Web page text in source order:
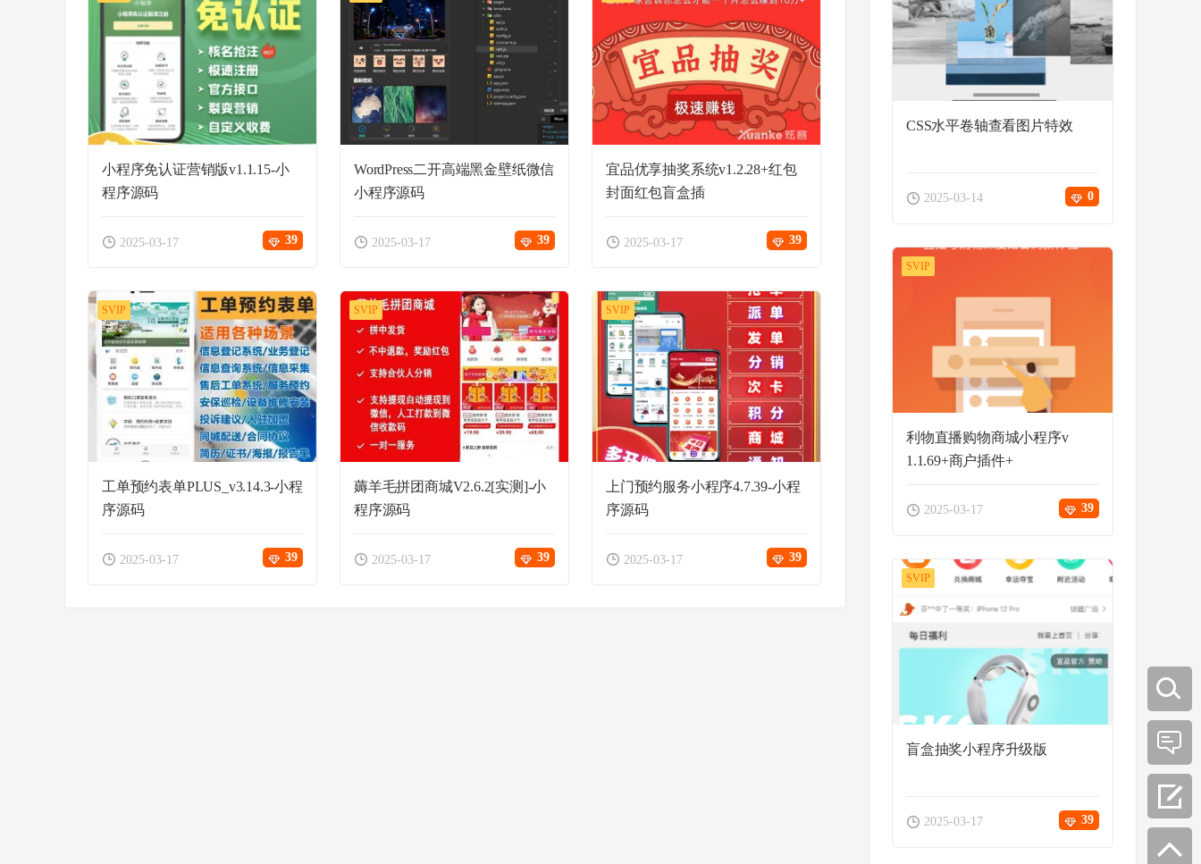
小程序免认证营销版v1.1.15-小
程序源码
2025-03-17 39
WordPress二开高端黑金壁纸微信
小程序源码
2025-03-17 39
宜品优享抽奖系统v1.2.28+红包
封面红包盲盒插
2025-03-17 39
SVIP
工单预约表单PLUS_v3.14.3-小程
序源码
2025-03-17 39
SVIP
薅羊毛拼团商城V2.6.2[实测]-小
程序源码
2025-03-17 39
SVIP
上门预约服务小程序4.7.39-小程
序源码
2025-03-17 39
CSS水平卷轴查看图片特效
2025-03-14 0
SVIP
利物直播购物商城小程序v
1.1.69+商户插件+
2025-03-17 39
SVIP
盲盒抽奖小程序升级版
2025-03-17 39